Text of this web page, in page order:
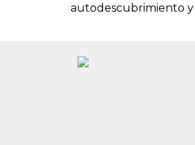
autodescubrimiento y